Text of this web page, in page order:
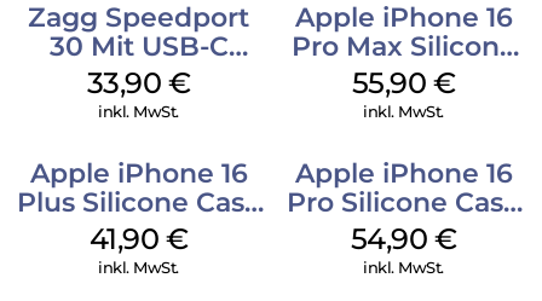
Zagg Speedport
30 Mit USB-C
Kabel Weiß
33,90 €
inkl. MwSt.
Apple iPhone 16
Pro Max Silicone
Case MagSafe
Stone Gray
55,90 €
inkl. MwSt.
Apple iPhone 16
Plus Silicone Case
MagSafe Stone
Gray
41,90 €
inkl. MwSt.
Apple iPhone 16
Pro Silicone Case
MagSafe Black
54,90 €
inkl. MwSt.